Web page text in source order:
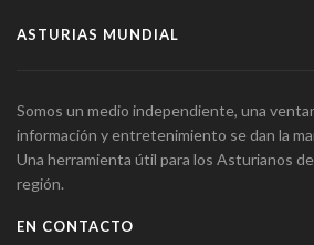
ASTURIAS MUNDIAL
Somos un medio independiente, una
información y entretenimiento se dan la
Una herramienta útil para los Asturianos
región.
EN CONTACTO